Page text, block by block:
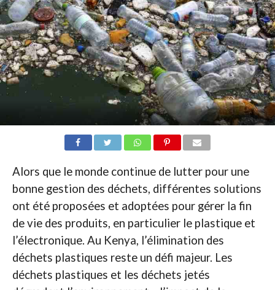
Alors que le monde continue de lutter pour une
bonne gestion des déchets, différentes solutions
ont été proposées et adoptées pour gérer la fin
de vie des produits, en particulier le plastique et
l’électronique. Au Kenya, l’élimination des
déchets plastiques reste un défi majeur. Les
déchets plastiques et les déchets jetés